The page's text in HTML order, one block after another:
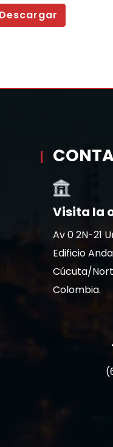
Visita la
Av 0 2N-21
Edificio
Cúcuta/
Colombia.